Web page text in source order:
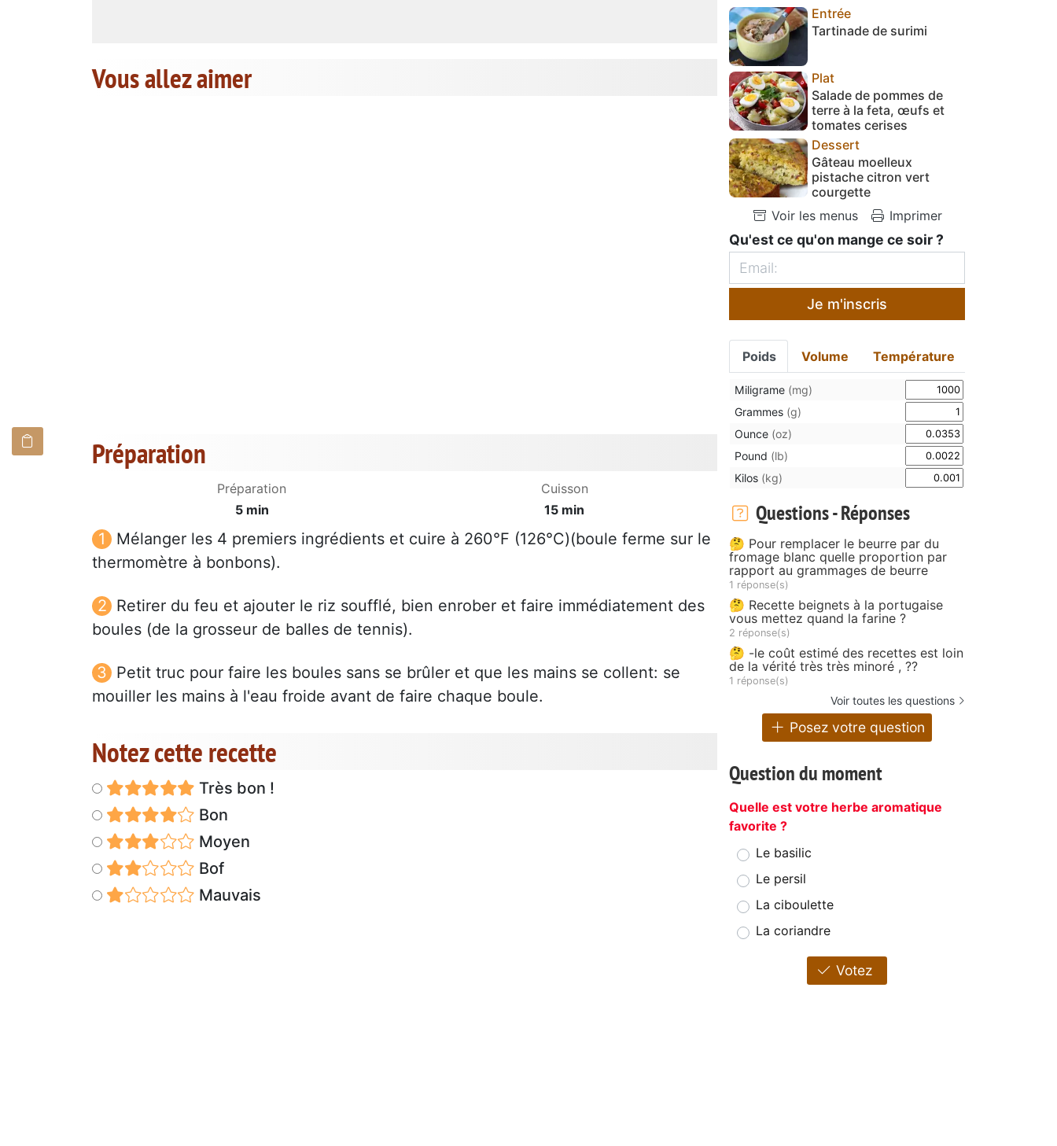
Vous allez aimer
Préparation
Préparation
5 min
Cuisson
15 min
Mélanger les 4 premiers ingrédients et cuire à 260°F (126°C)(boule ferme sur le
thermomètre à bonbons).
Retirer du feu et ajouter le riz soufflé, bien enrober et faire immédiatement des
boules (de la grosseur de balles de tennis).
Petit truc pour faire les boules sans se brûler et que les mains se collent: se
mouiller les mains à l'eau froide avant de faire chaque boule.
Notez cette recette
Très bon !
Bon
Moyen
Bof
Mauvais
Entrée
Tartinade de surimi
Plat
Salade de pommes de
terre à la feta, œufs et
tomates cerises
Dessert
Gâteau moelleux
pistache citron vert
courgette
Voir les menus
Imprimer
Qu'est ce qu'on mange ce soir ?
Je m'inscris
Poids Volume Température
Miligrame (mg)
Grammes (g)
Ounce (oz)
Pound (lb)
Kilos (kg)
Questions - Réponses
🤔 Pour remplacer le beurre par du
fromage blanc quelle proportion par
rapport au grammages de beurre
1 réponse(s)
🤔 Recette beignets à la portugaise
vous mettez quand la farine ?
2 réponse(s)
🤔 -le coût estimé des recettes est loin
de la vérité très très minoré , ??
1 réponse(s)
Voir toutes les questions
Posez votre question
Question du moment
Quelle est votre herbe aromatique
favorite ?
Le basilic
Le persil
La ciboulette
La coriandre
Votez